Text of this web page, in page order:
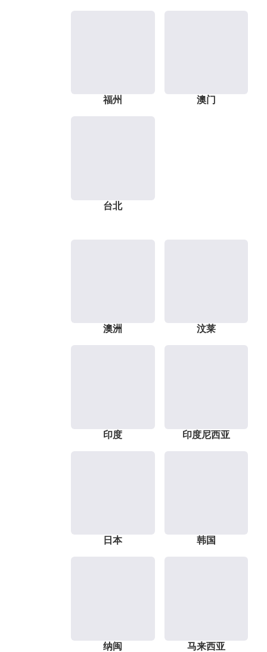
福州 澳门
台北
澳洲 汶莱
印度 印度尼西亚
日本 韩国
纳闽 马来西亚